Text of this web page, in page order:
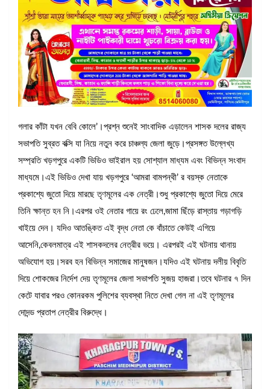
গলার কাঁটা যখন বেবি কোলে’।প্রশ্ন শুনেই সাংবাদিক এড়ালেন শাসক দলের রাজ্য
সভাপতি সুব্রত বক্সি যা নিয়ে নতুন করে চাঞ্চল্য জেলা জুড়ে।প্রসঙ্গত উল্লেখ্য
সম্প্রতি খড়গপুরে একটি ভিডিও ভাইরাল হয় সোশ্যাল মাধ্যম এবং বিভিন্ন সংবাদ
মাধ্যমে।এই ভিডিও দেখা যায় খড়গপুরে ‘আমরা বামপন্থী’ র বয়স্ক নেতাকে
প্রকাশ্যে জুতো দিয়ে মারছে তৃণমূলের এক নেত্রী।শুধু প্রকাশ্যে জুতো দিয়ে মেরে
তিনি ক্ষান্ত হন নি।এরপর ওই নেতার গায়ে রং ঢেলে,জামা ছিঁড়ে রাস্তায় গড়াগড়ি
খাইয়ে দেন। যদিও আতঙ্কিত এই বৃদ্ধ নেতা কে বাঁচাতে কেউই এগিয়ে
আসেনি,কেবলমাত্র এই শাসকদলের নেত্রীর ভয়ে। এরপরই এই ঘটনায় থানায়
অভিযোগ হয়।সরব হন বিভিন্ন সমাজের মানুষজন।যদিও এই ঘটনায় দলীয় বিবৃতি
দিয়ে শোকজের নির্দেশ দেয় তৃণমূলের জেলা সভাপতি সুজয় হাজরা।তবে ঘটনার ৭ দিন
কেটে যাবার পরও কোনরকম পুলিশের ব্যবস্থা নিতে দেখা গেল না এই তৃণমূলের
দোদন্ড প্রতাপ নেত্রীর বিরুদ্ধে।